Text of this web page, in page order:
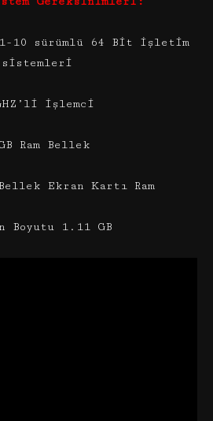
10 sürümlü 64 Bit işletim
sistemleri
işlemci
Ram Bellek
Ekran Kartı Ram
Boyutu 1.11 GB